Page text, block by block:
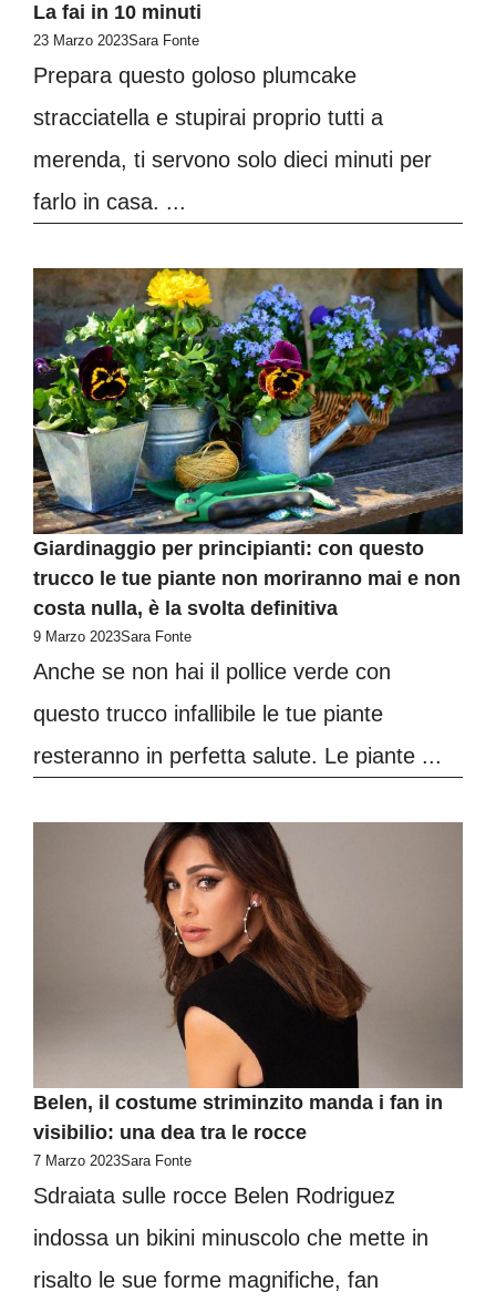
La fai in 10 minuti
23 Marzo 2023Sara Fonte
Prepara questo goloso plumcake
stracciatella e stupirai proprio tutti a
merenda, ti servono solo dieci minuti per
farlo in casa. ...
Giardinaggio per principianti: con questo
trucco le tue piante non moriranno mai e non
costa nulla, è la svolta definitiva
9 Marzo 2023Sara Fonte
Anche se non hai il pollice verde con
questo trucco infallibile le tue piante
resteranno in perfetta salute. Le piante ...
Belen, il costume striminzito manda i fan in
visibilio: una dea tra le rocce
7 Marzo 2023Sara Fonte
Sdraiata sulle rocce Belen Rodriguez
indossa un bikini minuscolo che mette in
risalto le sue forme magnifiche, fan